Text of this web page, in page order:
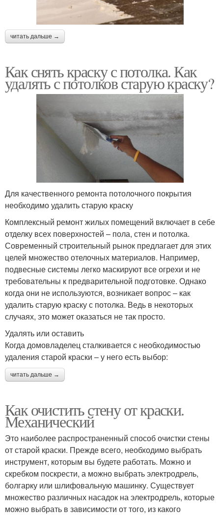
читать дальше →
Как снять краску с потолка. Как
удалять с потолков старую краску?
Для качественного ремонта потолочного покрытия
необходимо удалить старую краску
Комплексный ремонт жилых помещений включает в себе
отделку всех поверхностей – пола, стен и потолка.
Современный строительный рынок предлагает для этих
целей множество отелочных материалов. Например,
подвесные системы легко маскируют все огрехи и не
требовательны к предварительной подготовке. Однако
когда они не используются, возникает вопрос – как
удалить старую краску с потолка. Ведь в некоторых
случаях, это может оказаться не так просто.
Удалять или оставить
Когда домовладелец сталкивается с необходимостью
удаления старой краски – у него есть выбор:
читать дальше →
Как очистить стену от краски.
Механический
Это наиболее распространенный способ очистки стены
от старой краски. Прежде всего, необходимо выбрать
инструмент, которым вы будете работать. Можно и
скребком поскрести, а можно выбрать электродрель,
болгарку или шлифовальную машинку. Существует
множество различных насадок на электродрель, которые
можно выбрать в зависимости от того, из какого